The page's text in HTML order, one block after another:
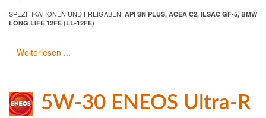
SPEZIFIKATIONEN UND FREIGABEN: API SN PLUS, ACEA C2, ILSAC GF-5, BMW
LONG LIFE 12FE (LL-12FE)
Weiterlesen ...
5W-30 ENEOS Ultra-R